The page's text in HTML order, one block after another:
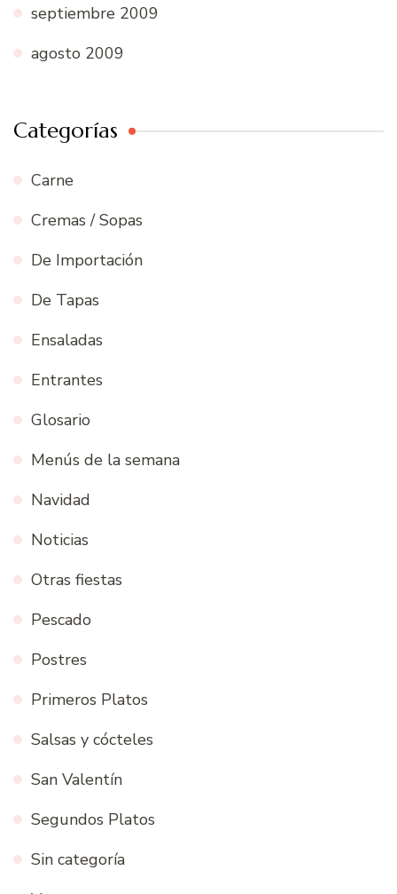
septiembre 2009
agosto 2009
Categorías
Carne
Cremas / Sopas
De Importación
De Tapas
Ensaladas
Entrantes
Glosario
Menús de la semana
Navidad
Noticias
Otras fiestas
Pescado
Postres
Primeros Platos
Salsas y cócteles
San Valentín
Segundos Platos
Sin categoría